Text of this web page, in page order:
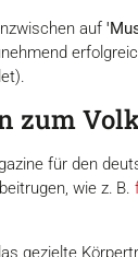
auf
zum
für den
wie z. B.
gezielte